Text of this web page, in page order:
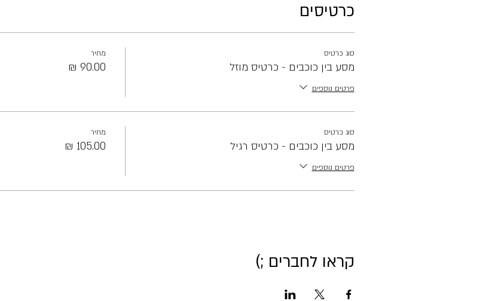
כרטיסים
סוג כרטיס
מסע בין כוכבים - כרטיס מוזל
פרטים נוספים
מחיר
סוג כרטיס
מסע בין כוכבים - כרטיס רגיל
פרטים נוספים
מחיר
קראו לחברים ;)